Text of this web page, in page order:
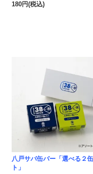
180円(税込)
八戸サバ缶バー「選べる２
ト」